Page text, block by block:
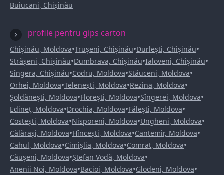
Buiucani, Chișinău
profile pentru gips carton
Chișinău, Moldova•Trușeni, Chișinău•Durlești, Chișinău•
Strășeni, Chișinău•Dumbrava, Chișinău•Ialoveni, Chișinău•
Sîngera, Chișinău•Codru, Moldova•Stăuceni, Moldova•
Orhei, Moldova•Telenești, Moldova•Rezina, Moldova•
Șoldănești, Moldova•Florești, Moldova•Sîngerei, Moldova•
Edineț, Moldova•Drochia, Moldova•Fălești, Moldova•
Costești, Moldova•Nisporeni, Moldova•Ungheni, Moldova•
Călărași, Moldova•Hîncești, Moldova•Cantemir, Moldova•
Cahul, Moldova•Cimișlia, Moldova•Comrat, Moldova•
Căușeni, Moldova•Ștefan Vodă, Moldova•
Anenii Noi, Moldova•Bacioi, Moldova•Glodeni, Moldova•